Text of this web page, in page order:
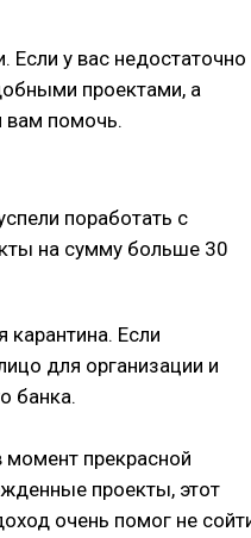
у вас недостаточно
проектами, а
вам помочь.
поработать с
на сумму больше 30
карантина. Если
для организации и
банка.
момент прекрасной
проекты, этот
очень помог не